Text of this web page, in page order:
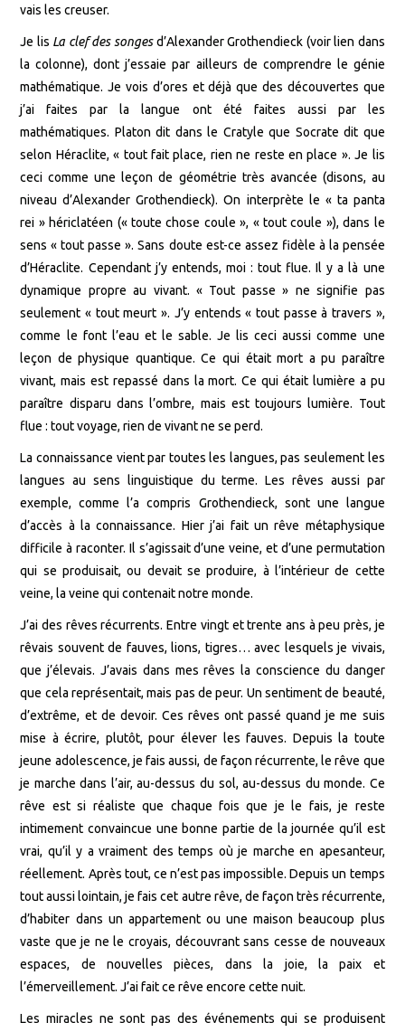
vais les creuser.
Je lis La clef des songesd’Alexander Grothendieck (voir lien dans
la colonne), dont j’essaie par ailleurs de comprendre le génie
mathématique. Je vois d’ores et déjà que des découvertes que
j’ai faites par la langue ont été faites aussi par les
mathématiques. Platon dit dans le Cratyle que Socrate dit que
selon Héraclite, « tout fait place, rien ne reste en place ». Je lis
ceci comme une leçon de géométrie très avancée (disons, au
niveau d’Alexander Grothendieck). On interprète le « ta panta
rei » hériclatéen (« toute chose coule », « tout coule »), dans le
sens « tout passe ». Sans doute est-ce assez fidèle à la pensée
d’Héraclite. Cependant j’y entends, moi : tout flue. Il y a là une
dynamique propre au vivant. « Tout passe » ne signifie pas
seulement « tout meurt ». J’y entends « tout passe à travers »,
comme le font l’eau et le sable. Je lis ceci aussi comme une
leçon de physique quantique. Ce qui était mort a pu paraître
vivant, mais est repassé dans la mort. Ce qui était lumière a pu
paraître disparu dans l’ombre, mais est toujours lumière. Tout
flue : tout voyage, rien de vivant ne se perd.
La connaissance vient par toutes les langues, pas seulement les
langues au sens linguistique du terme. Les rêves aussi par
exemple, comme l’a compris Grothendieck, sont une langue
d’accès à la connaissance. Hier j’ai fait un rêve métaphysique
difficile à raconter. Il s’agissait d’une veine, et d’une permutation
qui se produisait, ou devait se produire, à l’intérieur de cette
veine, la veine qui contenait notre monde.
J’ai des rêves récurrents. Entre vingt et trente ans à peu près, je
rêvais souvent de fauves, lions, tigres… avec lesquels je vivais,
que j’élevais. J’avais dans mes rêves la conscience du danger
que cela représentait, mais pas de peur. Un sentiment de beauté,
d’extrême, et de devoir. Ces rêves ont passé quand je me suis
mise à écrire, plutôt, pour élever les fauves. Depuis la toute
jeune adolescence, je fais aussi, de façon récurrente, le rêve que
je marche dans l’air, au-dessus du sol, au-dessus du monde. Ce
rêve est si réaliste que chaque fois que je le fais, je reste
intimement convaincue une bonne partie de la journée qu’il est
vrai, qu’il y a vraiment des temps où je marche en apesanteur,
réellement. Après tout, ce n’est pas impossible. Depuis un temps
tout aussi lointain, je fais cet autre rêve, de façon très récurrente,
d’habiter dans un appartement ou une maison beaucoup plus
vaste que je ne le croyais, découvrant sans cesse de nouveaux
espaces, de nouvelles pièces, dans la joie, la paix et
l’émerveillement. J’ai fait ce rêve encore cette nuit.
Les miracles ne sont pas des événements qui se produisent